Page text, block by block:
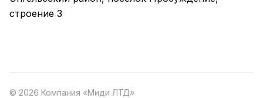
строение 3
© 2026 Компания «Миди ЛТД»